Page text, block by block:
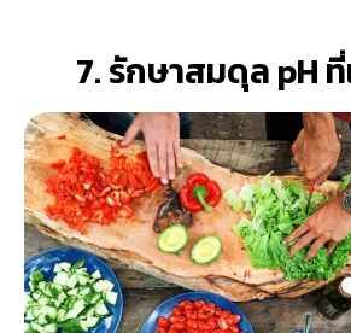
7. รักษาสมดุล pH ที่